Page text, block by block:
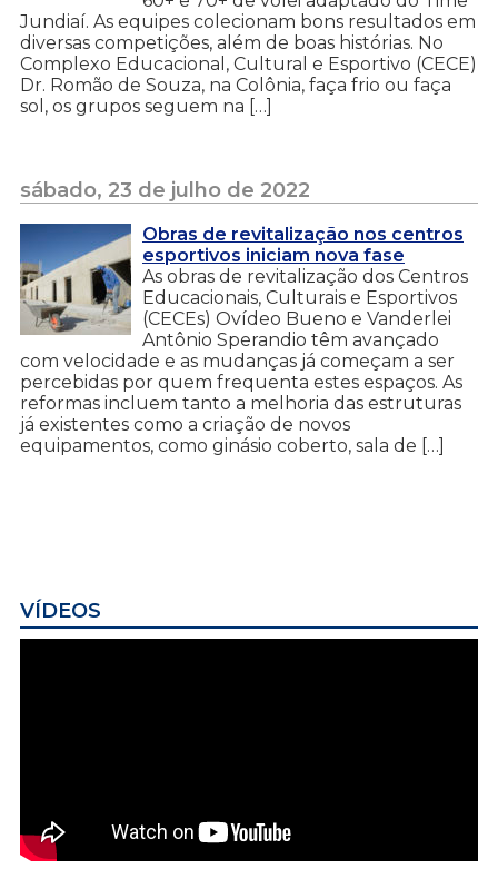
Jundiaí. As equipes colecionam bons resultados em
diversas competições, além de boas histórias. No
Complexo Educacional, Cultural e Esportivo (CECE)
Dr. Romão de Souza, na Colônia, faça frio ou faça
sol, os grupos seguem na […]
sábado, 23 de julho de 2022
Obras de revitalização nos centros
esportivos iniciam nova fase
As obras de revitalização dos Centros
Educacionais, Culturais e Esportivos
(CECEs) Ovídeo Bueno e Vanderlei
Antônio Sperandio têm avançado
com velocidade e as mudanças já começam a ser
percebidas por quem frequenta estes espaços. As
reformas incluem tanto a melhoria das estruturas
já existentes como a criação de novos
equipamentos, como ginásio coberto, sala de […]
VÍDEOS